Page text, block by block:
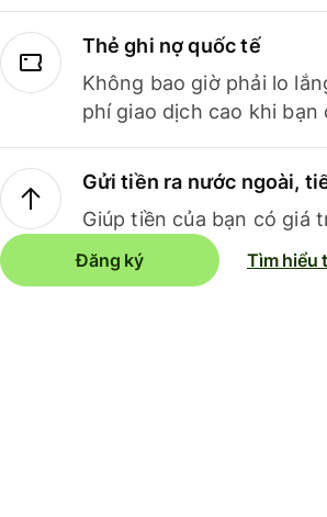
Thẻ ghi nợ quốc tế
Không bao giờ phải lo
phí giao dịch cao khi
Gửi tiền ra nước ngoài,
Giúp tiền của bạn có giá
Đăng ký Tìm hiểu